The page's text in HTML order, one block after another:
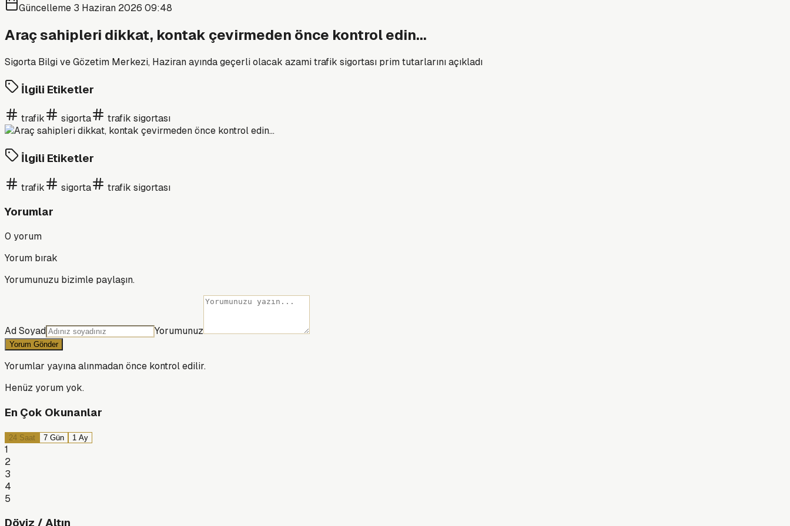
Güncelleme 3 Haziran 2026 09:48
Araç sahipleri dikkat, kontak çevirmeden önce kontrol edin...
Sigorta Bilgi ve Gözetim Merkezi, Haziran ayında geçerli olacak azami trafik sigortası prim tutarlarını açıkladı
İlgili Etiketler
trafik sigorta trafik sigortası
İlgili Etiketler
trafik sigorta trafik sigortası
Yorumlar
0 yorum
Yorum bırak
Yorumunuzu bizimle paylaşın.
Ad Soyad Yorumunuz
Yorum Gönder
Yorumlar yayına alınmadan önce kontrol edilir.
Henüz yorum yok.
En Çok Okunanlar
24 Saat 7 Gün 1 Ay
1
2
3
4
5
Döviz / Altın